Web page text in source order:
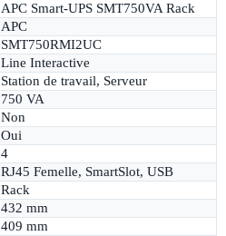
APC Smart-UPS SMT750VA Rack
APC
SMT750RMI2UC
Line Interactive
Station de travail, Serveur
750 VA
Non
Oui
4
RJ45 Femelle, SmartSlot, USB
Rack
432 mm
409 mm